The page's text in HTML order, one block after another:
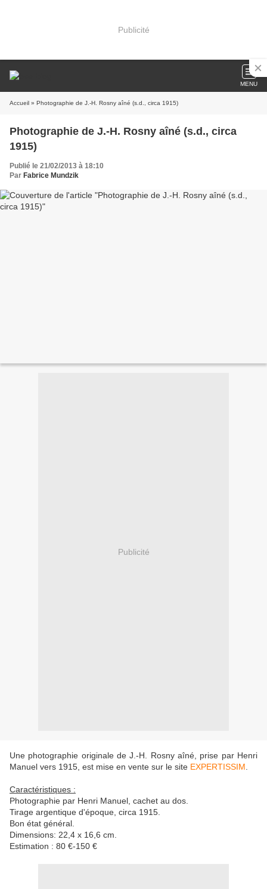
Publicité
MENU
Accueil » Photographie de J.-H. Rosny aîné (s.d., circa 1915)
Photographie de J.-H. Rosny aîné (s.d., circa
1915)
Publié le 21/02/2013 à 18:10
Par Fabrice Mundzik
Publicité
Une photographie originale de J.-H. Rosny aîné, prise par Henri
Manuel vers 1915, est mise en vente sur le site EXPERTISSIM
Caractéristiques :
Photographie par Henri Manuel, cachet au dos.
Tirage argentique d'époque, circa 1915.
Bon état général.
Dimensions: 22,4 x 16,6 cm.
Estimation : 80 €-150 €